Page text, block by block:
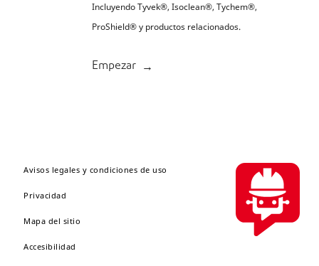
Incluyendo Tyvek®, Isoclean®, Tychem®,
ProShield® y productos relacionados.
Empezar
Avisos legales y condiciones de uso
Privacidad
Mapa del sitio
Accesibilidad